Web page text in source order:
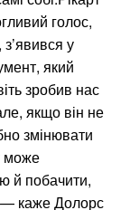
голос,
у
який
зробив нас
якщо він не
змінювати
може
й побачити,
— каже Долорс